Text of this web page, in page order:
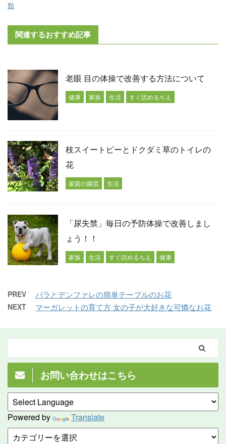
類
関連するおすすめ記事
老眼 目の体操で改善する方法について
健康 家族 生活 すぐ読めるちえ
枝スイートピーとドクダミ草のトイレの
花
家庭の園芸 生活
「尿失禁」毎日の予防体操で改善しまし
ょう！！
家族 生活 すぐ読めるちえ 健康
PREV バラとデンファレの簡単テーブルのお花
NEXT マーガレットの育て方 女の子が大好きな可憐なお花
お問い合わせはこちら
Powered by Translate